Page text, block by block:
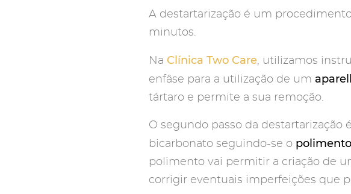
A destartarização é um
minutos.
Na Clínica Two Care , utilizamos
enfâse para a utilização de um
tártaro e permite a sua remoção.
O segundo passo da
bicarbonato seguindo-se o
polimento vai permitir a criação de
corrigir eventuais imperfeições que